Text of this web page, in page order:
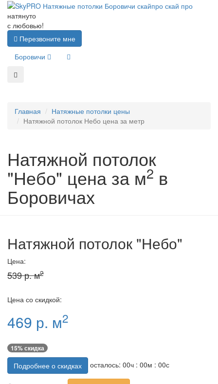
натянуто
с любовью!
Перезвоните мне
Боровичи
Главная
Натяжные потолки цены
Натяжной потолок Небо цена за метр
Натяжной потолок
"Небо" цена за м2 в
Боровичах
Натяжной потолок "Небо"
Цена:
539 р. м2
Цена со скидкой:
469 р. м2
15% скидка
Подробнее о скидках осталось: 00ч : 00м : 00с